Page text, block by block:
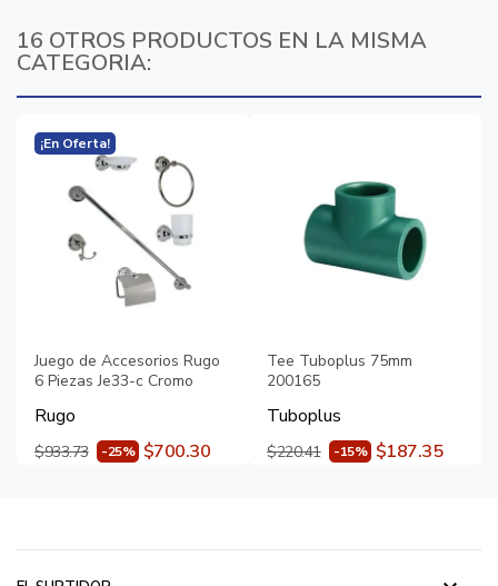
16 OTROS PRODUCTOS EN LA MISMA
CATEGORIA:
¡En Oferta!
Juego de Accesorios Rugo
6 Piezas Je33-c Cromo
Rugo
$933.73 -25% $700.30
Tee Tuboplus 75mm
200165
Tuboplus
$220.41 -15% $187.35